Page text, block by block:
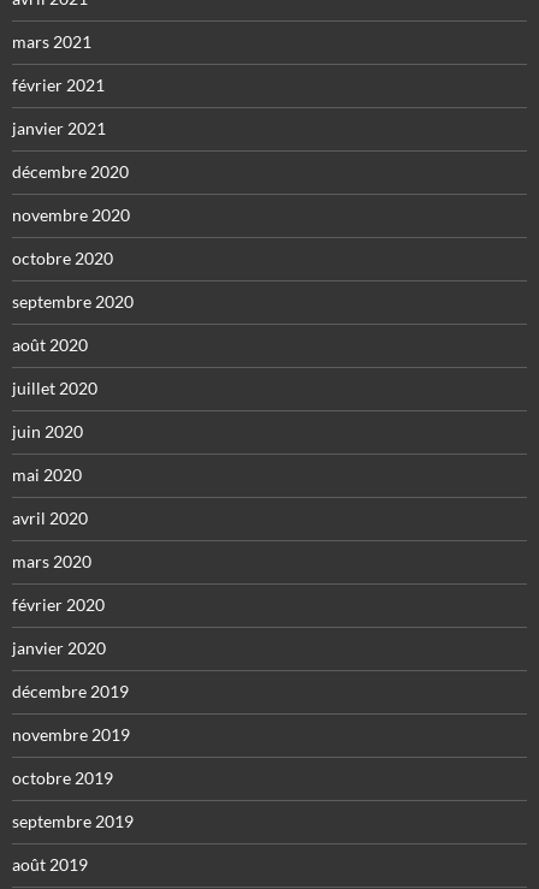
mars 2021
février 2021
janvier 2021
décembre 2020
novembre 2020
octobre 2020
septembre 2020
août 2020
juillet 2020
juin 2020
mai 2020
avril 2020
mars 2020
février 2020
janvier 2020
décembre 2019
novembre 2019
octobre 2019
septembre 2019
août 2019